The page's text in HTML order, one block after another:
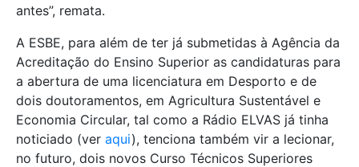
antes”, remata.
A ESBE, para além de ter já submetidas à Agência da
Acreditação do Ensino Superior as candidaturas para
a abertura de uma licenciatura em Desporto e de
dois doutoramentos, em Agricultura Sustentável e
Economia Circular, tal como a Rádio ELVAS já tinha
noticiado (ver aqui), tenciona também vir a lecionar,
no futuro, dois novos Curso Técnicos Superiores